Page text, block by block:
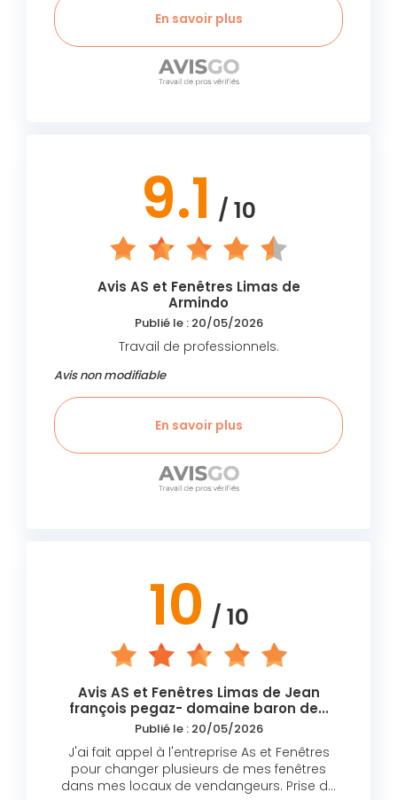
En savoir plus
9.1 / 10
Avis AS et Fenêtres Limas de
Armindo
Publié le : 20/05/2026
Travail de professionnels.
Avis non modifiable
En savoir plus
10 / 10
Avis AS et Fenêtres Limas de Jean
françois pegaz- domaine baron de...
Publié le : 20/05/2026
J'ai fait appel à l'entreprise As et Fenêtres
pour changer plusieurs de mes fenêtres
dans mes locaux de vendangeurs. Prise de